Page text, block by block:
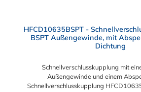
HFCD10635BSPT -
BSPT Außengewinde, mit
Dichtung
Schnellverschlusskupplung mit
Außengewinde und einem
Schnellverschlusskupplung